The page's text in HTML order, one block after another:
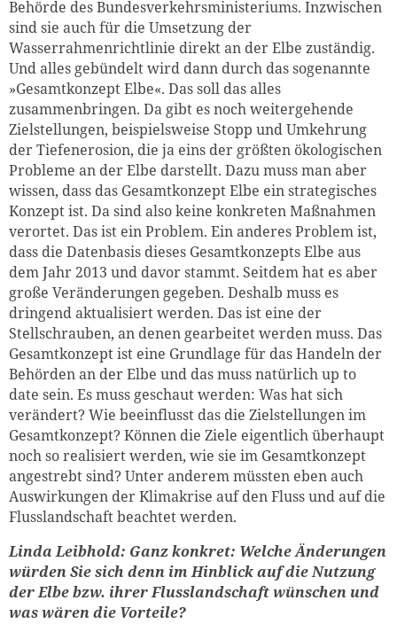
Behörde des Bundesverkehrsministeriums. Inzwischen
sind sie auch für die Umsetzung der
Wasserrahmenrichtlinie direkt an der Elbe zuständig.
Und alles gebündelt wird dann durch das sogenannte
»Gesamtkonzept Elbe«. Das soll das alles
zusammenbringen. Da gibt es noch weitergehende
Zielstellungen, beispielsweise Stopp und Umkehrung
der Tiefenerosion, die ja eins der größten ökologischen
Probleme an der Elbe darstellt. Dazu muss man aber
wissen, dass das Gesamtkonzept Elbe ein strategisches
Konzept ist. Da sind also keine konkreten Maßnahmen
verortet. Das ist ein Problem. Ein anderes Problem ist,
dass die Datenbasis dieses Gesamtkonzepts Elbe aus
dem Jahr 2013 und davor stammt. Seitdem hat es aber
große Veränderungen gegeben. Deshalb muss es
dringend aktualisiert werden. Das ist eine der
Stellschrauben, an denen gearbeitet werden muss. Das
Gesamtkonzept ist eine Grundlage für das Handeln der
Behörden an der Elbe und das muss natürlich up to
date sein. Es muss geschaut werden: Was hat sich
verändert? Wie beeinflusst das die Zielstellungen im
Gesamtkonzept? Können die Ziele eigentlich überhaupt
noch so realisiert werden, wie sie im Gesamtkonzept
angestrebt sind? Unter anderem müssten eben auch
Auswirkungen der Klimakrise auf den Fluss und auf die
Flusslandschaft beachtet werden.
Linda Leibhold: Ganz konkret: Welche Änderungen
würden Sie sich denn im Hinblick auf die Nutzung
der Elbe bzw. ihrer Flusslandschaft wünschen und
was wären die Vorteile?